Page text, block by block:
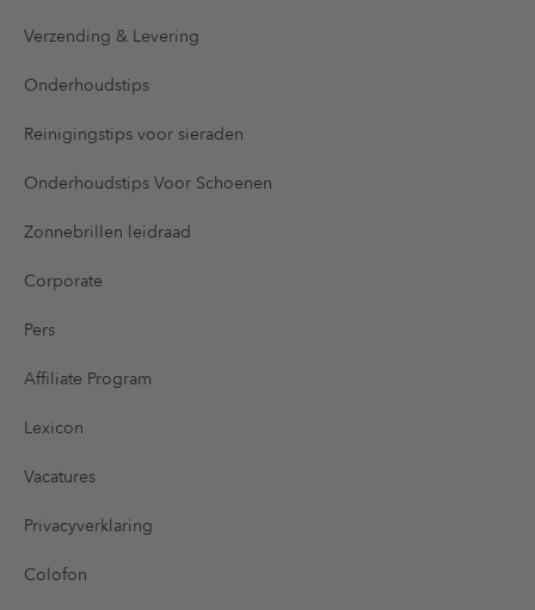
Verzending & Levering
Onderhoudstips
Reinigingstips voor sieraden
Onderhoudstips Voor Schoenen
Zonnebrillen leidraad
Corporate
Pers
Affiliate Program
Lexicon
Vacatures
Privacyverklaring
Colofon